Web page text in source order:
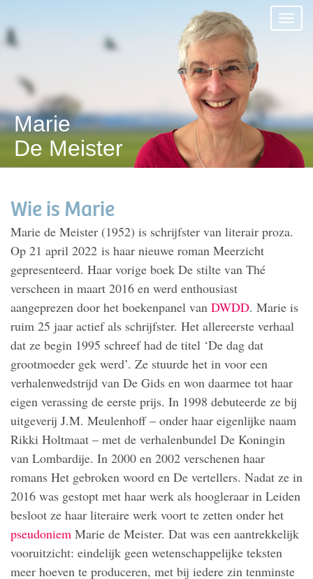
Marie
De Meister
Wie is Marie
Marie de Meister (1952) is schrijfster van literair proza.
Op 21 april 2022 is haar nieuwe roman Meerzicht
gepresenteerd. Haar vorige boek De stilte van Thé
verscheen in maart 2016 en werd enthousiast
aangeprezen door het boekenpanel van DWDD. Marie is
ruim 25 jaar actief als schrijfster. Het allereerste verhaal
dat ze begin 1995 schreef had de titel ‘De dag dat
grootmoeder gek werd’. Ze stuurde het in voor een
verhalenwedstrijd van De Gids en won daarmee tot haar
eigen verassing de eerste prijs. In 1998 debuteerde ze bij
uitgeverij J.M. Meulenhoff – onder haar eigenlijke naam
Rikki Holtmaat – met de verhalenbundel De Koningin
van Lombardije. In 2000 en 2002 verschenen haar
romans Het gebroken woord en De vertellers. Nadat ze in
2016 was gestopt met haar werk als hoogleraar in Leiden
besloot ze haar literaire werk voort te zetten onder het
pseudoniem Marie de Meister. Dat was een aantrekkelijk
vooruitzicht: eindelijk geen wetenschappelijke teksten
meer hoeven te produceren, met bij iedere zin tenminste